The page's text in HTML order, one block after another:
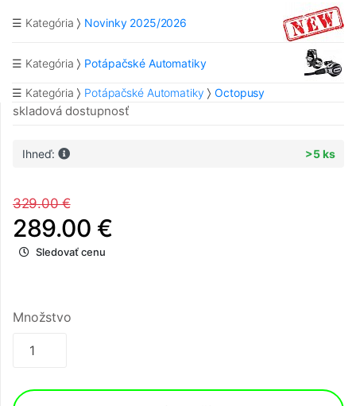
☰ Kategória Novinky 2025/2026
☰ Kategória Potápačské Automatiky
☰ Kategória Potápačské Automatiky Octopusy
skladová dostupnosť
Ihneď: >5 ks
329.00 €
289.00 €
Sledovať cenu
Množstvo